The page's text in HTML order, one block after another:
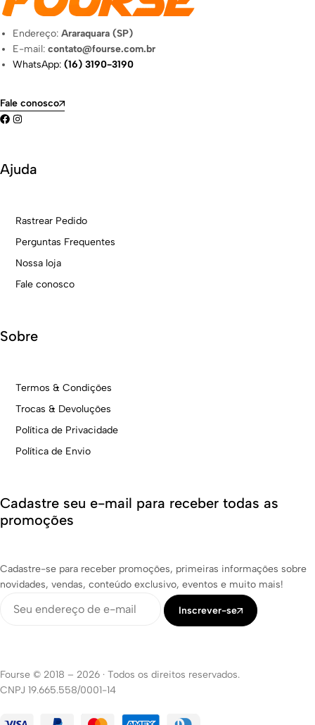
Endereço:Araraquara (SP)
E-mail:contato@fourse.com.br
WhatsApp:(16) 3190-3190
Fale conosco
Ajuda
Rastrear Pedido
Perguntas Frequentes
Nossa loja
Fale conosco
Sobre
Termos & Condições
Trocas & Devoluções
Política de Privacidade
Política de Envio
Cadastre seu e-mail para receber todas as
promoções
Cadastre-se para receber promoções, primeiras informações sobre
novidades, vendas, conteúdo exclusivo, eventos e muito mais!
Inscrever-se
Fourse © 2018 – 2026 · Todos os direitos reservados.
CNPJ 19.665.558/0001-14